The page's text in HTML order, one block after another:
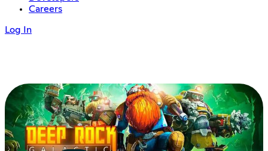
Careers
Log In